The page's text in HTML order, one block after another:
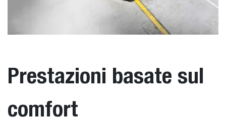
Prestazioni basate sul
comfort